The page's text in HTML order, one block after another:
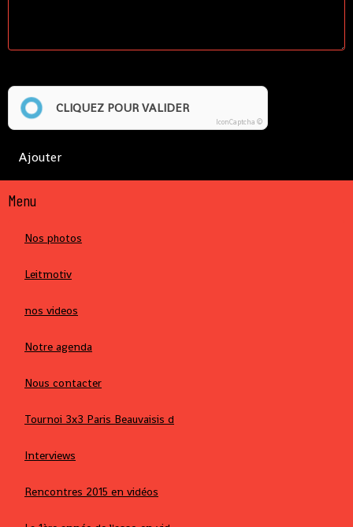
CLIQUEZ POUR VALIDER
IconCaptcha ©
Ajouter
Menu
Nos photos
Leitmotiv
nos videos
Notre agenda
Nous contacter
Tournoi 3x3 Paris Beauvaisis d
Interviews
Rencontres 2015 en vidéos